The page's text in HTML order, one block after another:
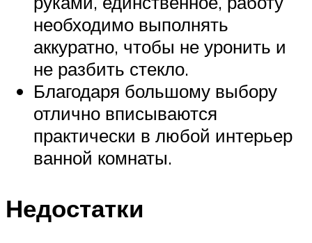
необходимо выполнять
аккуратно, чтобы не уронить и
не разбить стекло.
Благодаря большому выбору
отлично вписываются
практически в любой интерьер
ванной комнаты.
Недостатки